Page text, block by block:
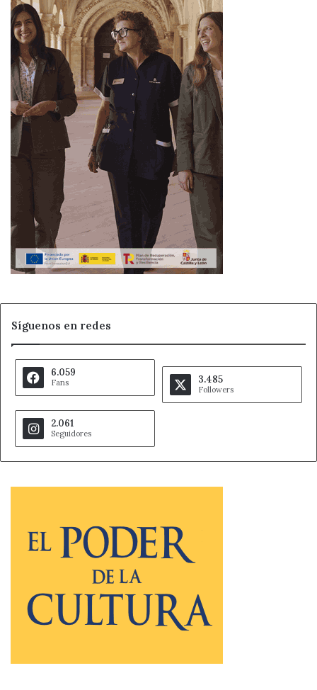
Síguenos en redes
6.059
Fans 3.485
Followers
2.061
Seguidores